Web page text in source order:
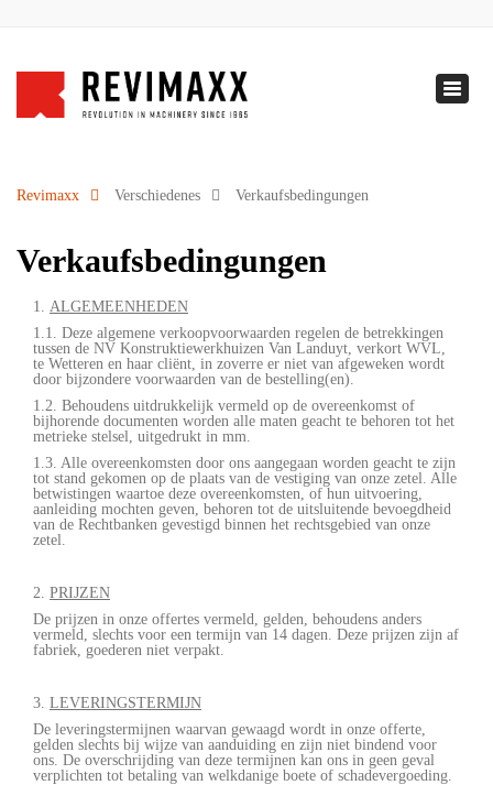
info@revimaxx.com
NL-
Revimaxx Verschiedenes Verkaufsbedingungen
Verkaufsbedingungen
1. ALGEMEENHEDEN
1.1. Deze algemene verkoopvoorwaarden regelen de betrekkingen
tussen de NV Konstruktiewerkhuizen Van Landuyt, verkort WVL,
te Wetteren en haar cliënt, in zoverre er niet van afgeweken wordt
door bijzondere voorwaarden van de bestelling(en).
1.2. Behoudens uitdrukkelijk vermeld op de overeenkomst of
bijhorende documenten worden alle maten geacht te behoren tot het
metrieke stelsel, uitgedrukt in mm.
1.3. Alle overeenkomsten door ons aangegaan worden geacht te zijn
tot stand gekomen op de plaats van de vestiging van onze zetel. Alle
betwistingen waartoe deze overeenkomsten, of hun uitvoering,
aanleiding mochten geven, behoren tot de uitsluitende bevoegdheid
van de Rechtbanken gevestigd binnen het rechtsgebied van onze
zetel.
2. PRIJZEN
De prijzen in onze offertes vermeld, gelden, behoudens anders
vermeld, slechts voor een termijn van 14 dagen. Deze prijzen zijn af
fabriek, goederen niet verpakt.
3. LEVERINGSTERMIJN
De leveringstermijnen waarvan gewaagd wordt in onze offerte,
gelden slechts bij wijze van aanduiding en zijn niet bindend voor
ons. De overschrijding van deze termijnen kan ons in geen geval
verplichten tot betaling van welkdanige boete of schadevergoeding.